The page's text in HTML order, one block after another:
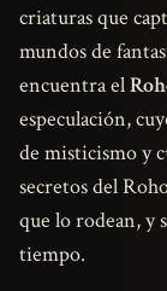
criaturas que
mundos de
encuentra el
especulación,
de misticismo y
secretos del
que lo rodean, y
tiempo.